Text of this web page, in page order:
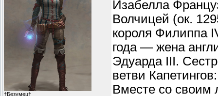
†Безумец†
Изабелла
Волчицей (ок.
короля Филиппа
года — жена
Эдуарда III.
ветви
Вместе со